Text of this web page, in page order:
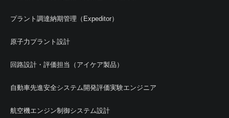
プラント調達納期管理（Expeditor）
原子力プラント設計
回路設計・評価担当（アイケア製品）
自動車先進安全システム開発評価実験エンジニア
航空機エンジン制御システム設計